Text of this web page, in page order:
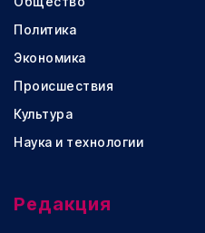
Политика
Экономика
Происшествия
Культура
Наука и технологии
Редакция